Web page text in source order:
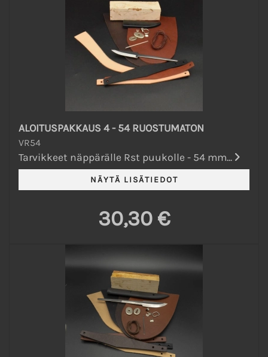
ALOITUSPAKKAUS 4 - 54 RUOSTUMATON
VR54
Tarvikkeet näppärälle Rst puukolle - 54 mm...
30,30 €